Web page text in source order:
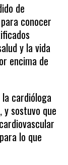
de
conocer
y la vida
encima de
la cardióloga
sostuvo que
lo que